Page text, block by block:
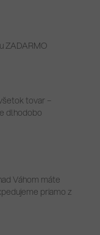
ZADARMO
tovar –
dlhodobo
Váhom máte
priamo z